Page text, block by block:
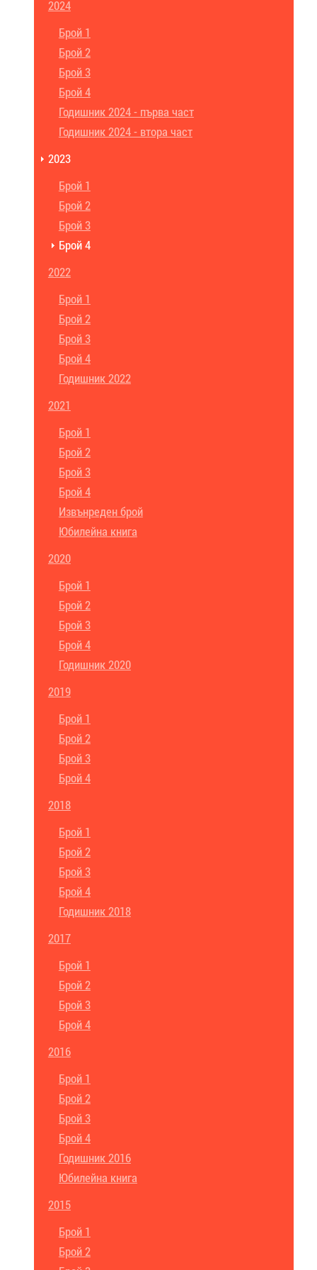
2024
Брой 1
Брой 2
Брой 3
Брой 4
Годишник 2024 - първа част
Годишник 2024 - втора част
2023
Брой 1
Брой 2
Брой 3
Брой 4
2022
Брой 1
Брой 2
Брой 3
Брой 4
Годишник 2022
2021
Брой 1
Брой 2
Брой 3
Брой 4
Извънреден брой
Юбилейна книга
2020
Брой 1
Брой 2
Брой 3
Брой 4
Годишник 2020
2019
Брой 1
Брой 2
Брой 3
Брой 4
2018
Брой 1
Брой 2
Брой 3
Брой 4
Годишник 2018
2017
Брой 1
Брой 2
Брой 3
Брой 4
2016
Брой 1
Брой 2
Брой 3
Брой 4
Годишник 2016
Юбилейна книга
2015
Брой 1
Брой 2